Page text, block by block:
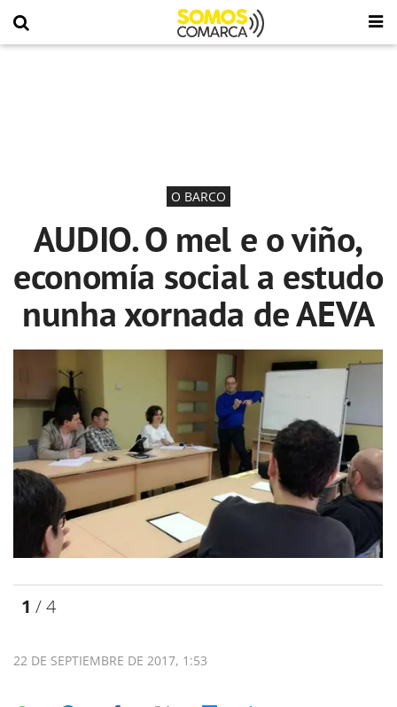
O BARCO
AUDIO. O mel e o viño,
economía social a estudo
nunha xornada de AEVA
1 / 4
22 DE SEPTIEMBRE DE 2017, 1:53